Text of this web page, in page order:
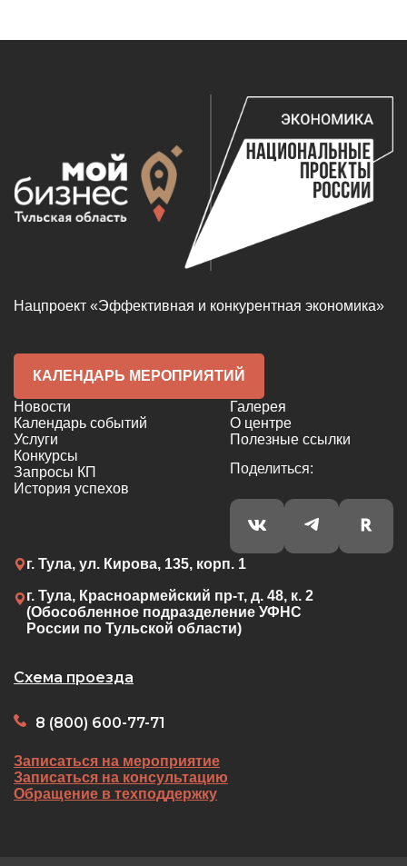
Нацпроект «Эффективная и конкурентная экономика»
КАЛЕНДАРЬ МЕРОПРИЯТИЙ
Новости
Календарь событий
Услуги
Конкурсы
Запросы КП
История успехов
Галерея
О центре
Полезные ссылки
Поделиться:
г. Тула, ул. Кирова, 135, корп. 1
г. Тула, Красноармейский пр-т, д. 48, к. 2
(Обособленное подразделение УФНС
России по Тульской области)
Схема проезда
8 (800) 600-77-71
Записаться на мероприятие
Записаться на консультацию
Обращение в техподдержку